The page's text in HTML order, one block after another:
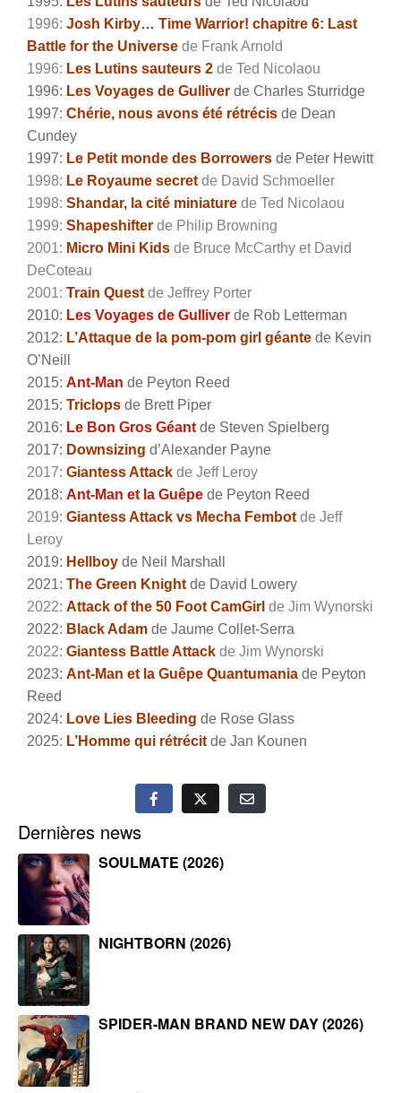
1996: Josh Kirby… Time Warrior! chapitre 6: Last
Battle for the Universe de Frank Arnold
1996: Les Lutins sauteurs 2 de Ted Nicolaou
1996: Les Voyages de Gulliver de Charles Sturridge
1997: Chérie, nous avons été rétrécis de Dean
Cundey
1997: Le Petit monde des Borrowers de Peter Hewitt
1998: Le Royaume secret de David Schmoeller
1998: Shandar, la cité miniature de Ted Nicolaou
1999: Shapeshifter de Philip Browning
2001: Micro Mini Kids de Bruce McCarthy et David
DeCoteau
2001: Train Quest de Jeffrey Porter
2010: Les Voyages de Gulliver de Rob Letterman
2012: L’Attaque de la pom-pom girl géante de Kevin
O’Neill
2015: Ant-Man de Peyton Reed
2015: Triclops de Brett Piper
2016: Le Bon Gros Géant de Steven Spielberg
2017: Downsizing d’Alexander Payne
2017: Giantess Attack de Jeff Leroy
2018: Ant-Man et la Guêpe de Peyton Reed
2019: Giantess Attack vs Mecha Fembot de Jeff
Leroy
2019: Hellboy de Neil Marshall
2021: The Green Knight de David Lowery
2022: Attack of the 50 Foot CamGirl de Jim Wynorski
2022: Black Adam de Jaume Collet-Serra
2022: Giantess Battle Attack de Jim Wynorski
2023: Ant-Man et la Guêpe Quantumania de Peyton
Reed
2024: Love Lies Bleeding de Rose Glass
2025: L’Homme qui rétrécit de Jan Kounen
Dernières news
SOULMATE (2026)
NIGHTBORN (2026)
SPIDER-MAN BRAND NEW DAY (2026)